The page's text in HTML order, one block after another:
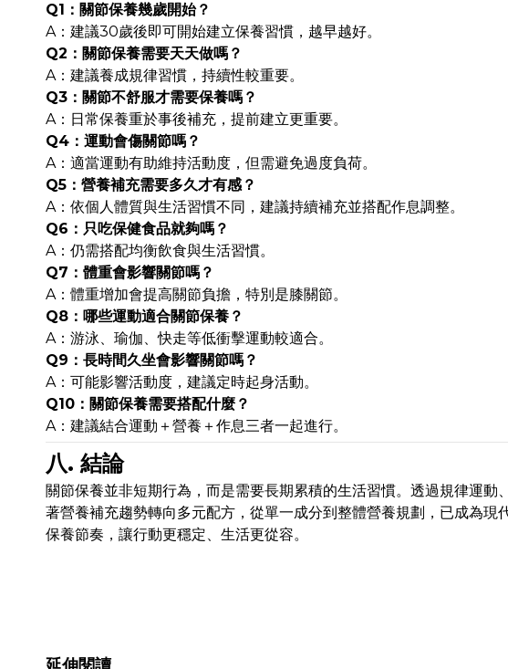
Q1：關節保養幾歲開始？
A：建議30歲後即可開始建立保養習慣，越早越好。
Q2：關節保養需要天天做嗎？
A：建議養成規律習慣，持續性較重要。
Q3：關節不舒服才需要保養嗎？
A：日常保養重於事後補充，提前建立更重要。
Q4：運動會傷關節嗎？
A：適當運動有助維持活動度，但需避免過度負荷。
Q5：營養補充需要多久才有感？
A：依個人體質與生活習慣不同，建議持續補充並搭配作息調整。
Q6：只吃保健食品就夠嗎？
A：仍需搭配均衡飲食與生活習慣。
Q7：體重會影響關節嗎？
A：體重增加會提高關節負擔，特別是膝關節。
Q8：哪些運動適合關節保養？
A：游泳、瑜伽、快走等低衝擊運動較適合。
Q9：長時間久坐會影響關節嗎？
A：可能影響活動度，建議定時起身活動。
Q10：關節保養需要搭配什麼？
A：建議結合運動＋營養＋作息三者一起進行。
八. 結論
關節保養並非短期行為，而是需要長期累積的生活習慣。透過規律運
著營養補充趨勢轉向多元配方，從單一成分到整體營養規劃，已成為
保養節奏，讓行動更穩定、生活更從容。